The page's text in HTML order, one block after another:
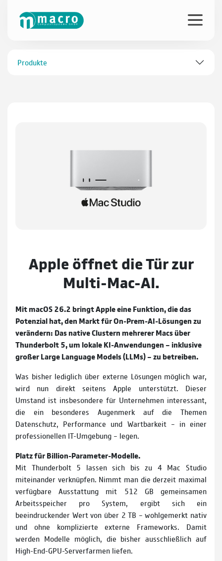
Produkte
Apple öffnet die Tür zur
Multi-Mac-AI.
Mit macOS 26.2 bringt Apple eine Funktion, die das
Potenzial hat, den Markt für On-Prem-AI-Lösungen zu
verändern: Das native Clustern mehrerer Macs über
Thunderbolt 5, um lokale KI-Anwendungen – inklusive
großer Large Language Models (LLMs) – zu betreiben.
Was bisher lediglich über externe Lösungen möglich war,
wird nun direkt seitens Apple unterstützt. Dieser
Umstand ist insbesondere für Unternehmen interessant,
die ein besonderes Augenmerk auf die Themen
Datenschutz, Performance und Wartbarkeit – in einer
professionellen IT-Umgebung – legen.
Platz für Billion-Parameter-Modelle.
Mit Thunderbolt 5 lassen sich bis zu 4 Mac Studio
miteinander verknüpfen. Nimmt man die derzeit maximal
verfügbare Ausstattung mit 512 GB gemeinsamen
Arbeitsspeicher pro System, ergibt sich ein
beeindruckender Wert von über 2 TB – wohlgemerkt nativ
und ohne komplizierte externe Frameworks. Damit
werden Modelle möglich, die bisher ausschließlich auf
High-End-GPU-Serverfarmen liefen.